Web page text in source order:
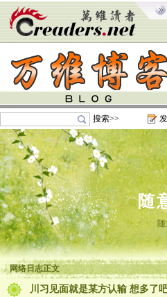
搜索>>
随
网络日志正文
川习见面就是某方认输 想多了